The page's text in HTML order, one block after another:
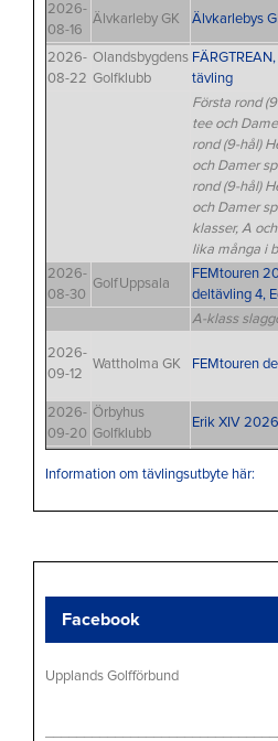
2026-
08-16
Älvkarleby GK Älvkarlebys
2026-
08-22
Olandsbygdens
Golfklubb
tävling
Första rond
tee och
rond (9-hål)
och Damer
rond (9-hål)
och Damer
klasser, A
lika många i
2026-
08-30
GolfUppsala
FEMtouren
deltävling 4,
A-klass
2026-
09-12
Wattholma GK FEMtouren
2026-
09-20
Örbyhus
Golfklubb
Erik XIV 2026
Information om tävlingsutbyte här:
Facebook
Upplands Golfförbund